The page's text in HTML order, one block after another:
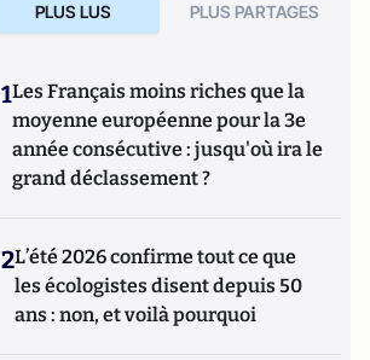
PLUS LUS PLUS PARTAGES
1Les Français moins riches que la
moyenne européenne pour la 3e
année consécutive : jusqu'où ira le
grand déclassement ?
2L’été 2026 confirme tout ce que
les écologistes disent depuis 50
ans : non, et voilà pourquoi